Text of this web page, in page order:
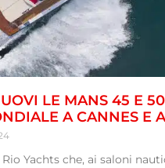
LE MANS 45 E
A CANNES E
Yachts che, ai saloni